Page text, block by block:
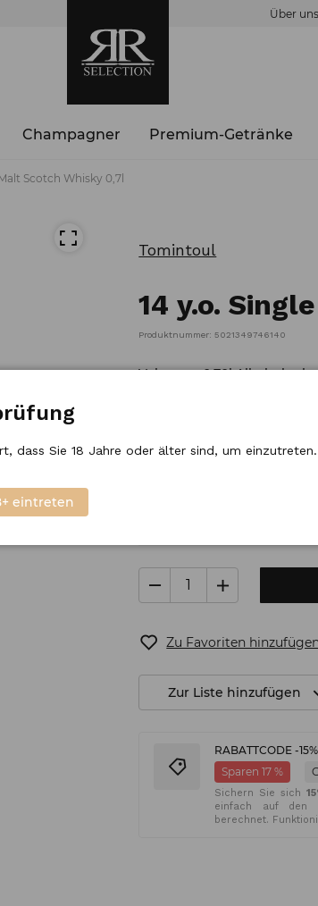
Über uns
Champagner Premium-Getränke
Scotch Whisky 0,7l
Tomintoul
14 y.o.
Produktnummer: 5021349746140
Volumen: 0,70l
68, 93 /
Zu Favoriten
Zur Liste hinzufügen
RABATTCODE -15%
Sparen 17 %
Sichern Sie sich
einfach auf den
berechnet.
dass Sie 18 Jahre oder älter sind, um einzutreten.
eintreten